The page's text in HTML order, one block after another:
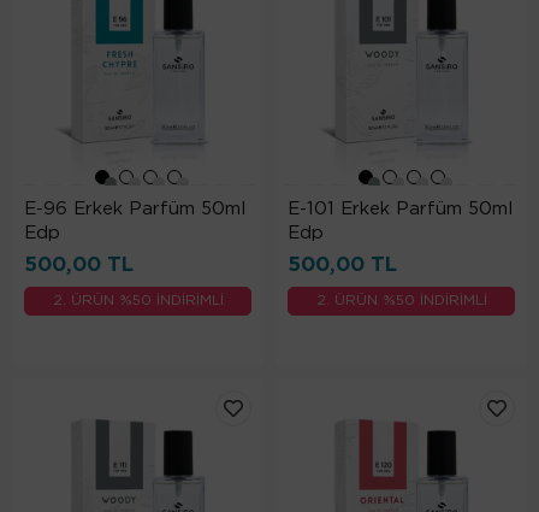
E-96 Erkek Parfüm 50ml
Edp
500,00 TL
2. ÜRÜN %50 İNDİRİMLİ
E-101 Erkek Parfüm 50ml
Edp
500,00 TL
2. ÜRÜN %50 İNDİRİMLİ